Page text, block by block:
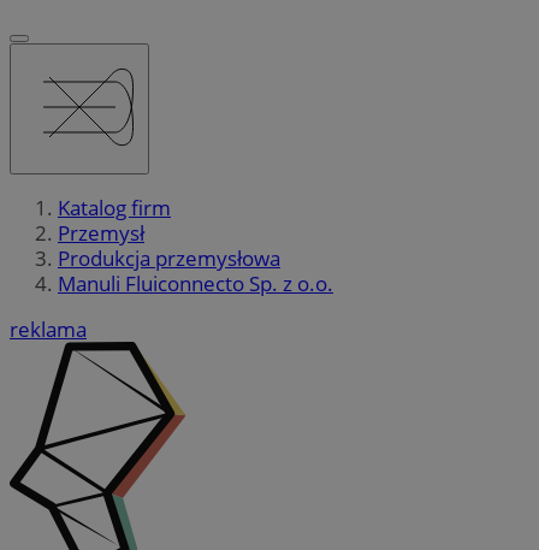
Katalog firm
Przemysł
Produkcja przemysłowa
Manuli Fluiconnecto Sp. z o.o.
reklama